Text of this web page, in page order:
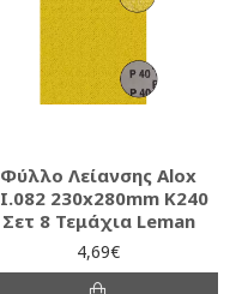
Φύλλο Λείανσης Alox
230x280mm K240
Σετ 8 Τεμάχια Leman
4,69€